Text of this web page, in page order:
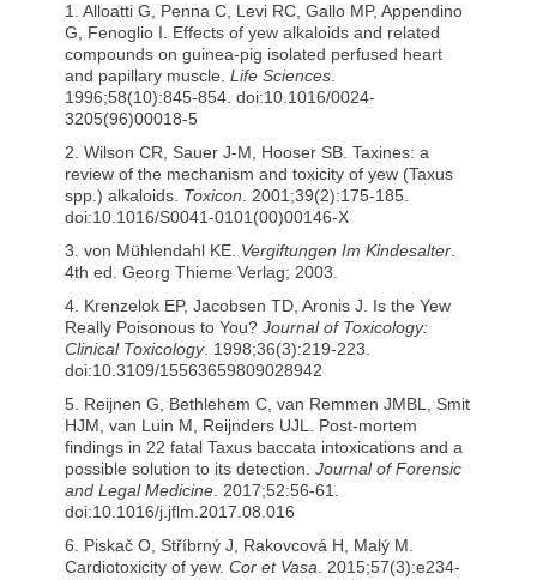
1. Alloatti G, Penna C, Levi RC, Gallo MP, Appendino
G, Fenoglio I. Effects of yew alkaloids and related
compounds on guinea-pig isolated perfused heart
and papillary muscle. Life Sciences.
1996;58(10):845-854. doi:10.1016/0024-
3205(96)00018-5
2. Wilson CR, Sauer J-M, Hooser SB. Taxines: a
review of the mechanism and toxicity of yew (Taxus
spp.) alkaloids. Toxicon. 2001;39(2):175-185.
doi:10.1016/S0041-0101(00)00146-X
3. von Mühlendahl KE. Vergiftungen Im Kindesalter.
4th ed. Georg Thieme Verlag; 2003.
4. Krenzelok EP, Jacobsen TD, Aronis J. Is the Yew
Really Poisonous to You? Journal of Toxicology:
Clinical Toxicology. 1998;36(3):219-223.
doi:10.3109/15563659809028942
5. Reijnen G, Bethlehem C, van Remmen JMBL, Smit
HJM, van Luin M, Reijnders UJL. Post-mortem
findings in 22 fatal Taxus baccata intoxications and a
possible solution to its detection. Journal of Forensic
and Legal Medicine. 2017;52:56-61.
doi:10.1016/j.jflm.2017.08.016
6. Piskač O, Stříbrný J, Rakovcová H, Malý M.
Cardiotoxicity of yew. Cor et Vasa. 2015;57(3):e234-